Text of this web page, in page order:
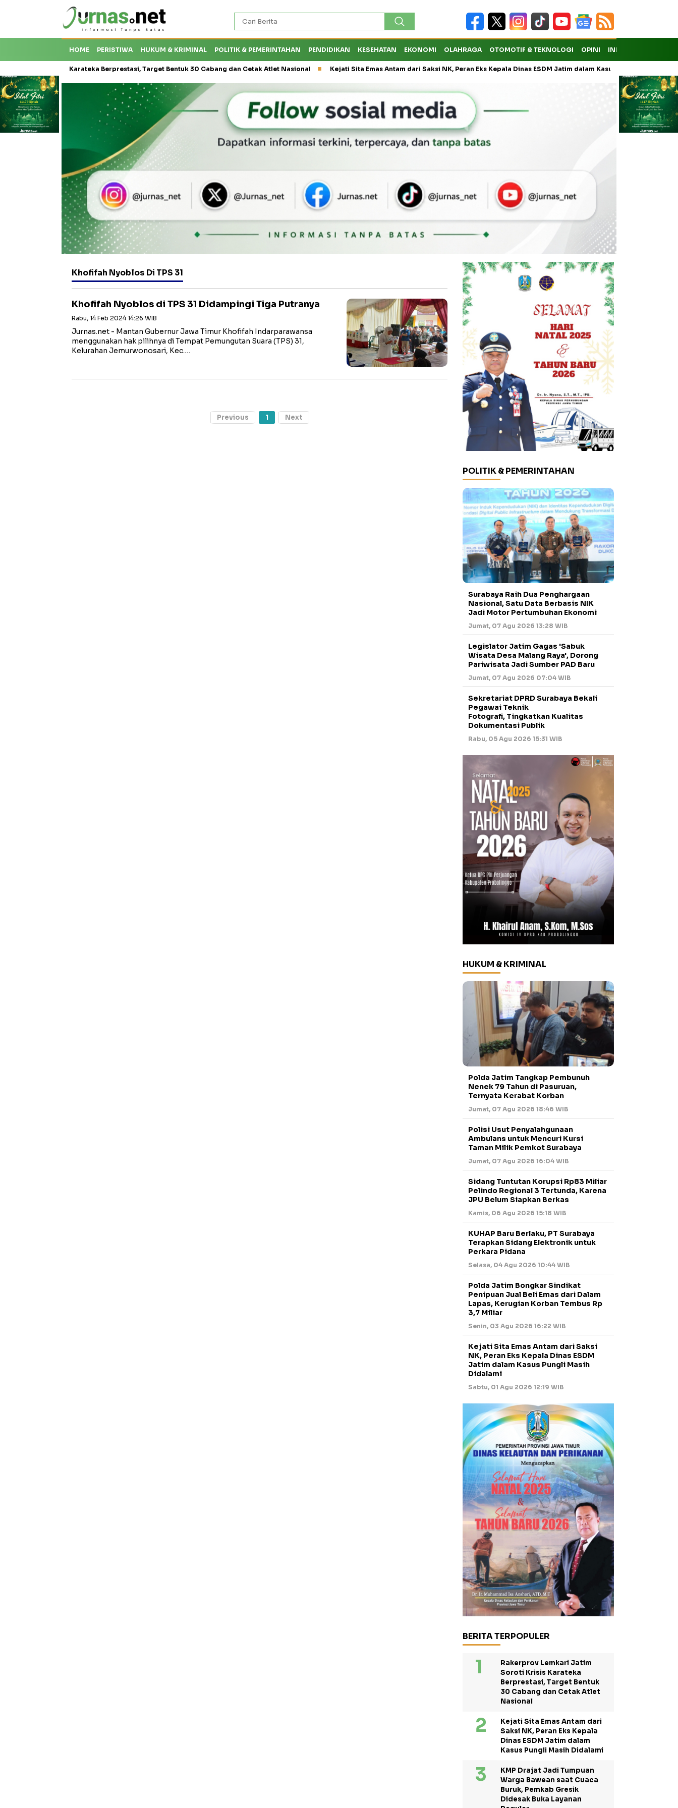
HOME PERISTIWA HUKUM & KRIMINAL POLITIK & PEMERINTAHAN PENDIDIKAN KESEHATAN EKONOMI OLAHRAGA OTOMOTIF & TEKNOLOGI OPINI INDEKS
Krisis Karateka Berprestasi, Target Bentuk 30 Cabang dan Cetak Atlet Nasional Kejati Sita Emas Antam dari Saksi NK, Peran Eks Kepala Dinas ESDM Jatim dalam Kasus Pungli Masih Didalami
Khofifah Nyoblos Di TPS 31
Khofifah Nyoblos di TPS 31 Didampingi Tiga Putranya
Rabu, 14 Feb 2024 14:26 WIB
Jurnas.net - Mantan Gubernur Jawa Timur Khofifah Indarparawansa
menggunakan hak pilihnya di Tempat Pemungutan Suara (TPS) 31,
Kelurahan Jemurwonosari, Kec.…
Previous 1 Next
POLITIK & PEMERINTAHAN
Surabaya Raih Dua Penghargaan
Nasional, Satu Data Berbasis NIK
Jadi Motor Pertumbuhan Ekonomi
Jumat, 07 Agu 2026 13:28 WIB
Legislator Jatim Gagas 'Sabuk
Wisata Desa Malang Raya', Dorong
Pariwisata Jadi Sumber PAD Baru
Jumat, 07 Agu 2026 07:04 WIB
Sekretariat DPRD Surabaya Bekali
Pegawai Teknik
Fotografi, Tingkatkan Kualitas
Dokumentasi Publik
Rabu, 05 Agu 2026 15:31 WIB
HUKUM & KRIMINAL
Polda Jatim Tangkap Pembunuh
Nenek 79 Tahun di Pasuruan,
Ternyata Kerabat Korban
Jumat, 07 Agu 2026 18:46 WIB
Polisi Usut Penyalahgunaan
Ambulans untuk Mencuri Kursi
Taman Milik Pemkot Surabaya
Jumat, 07 Agu 2026 16:04 WIB
Sidang Tuntutan Korupsi Rp83 Miliar
Pelindo Regional 3 Tertunda, Karena
JPU Belum Siapkan Berkas
Kamis, 06 Agu 2026 15:18 WIB
KUHAP Baru Berlaku, PT Surabaya
Terapkan Sidang Elektronik untuk
Perkara Pidana
Selasa, 04 Agu 2026 10:44 WIB
Polda Jatim Bongkar Sindikat
Penipuan Jual Beli Emas dari Dalam
Lapas, Kerugian Korban Tembus Rp
3,7 Miliar
Senin, 03 Agu 2026 16:22 WIB
Kejati Sita Emas Antam dari Saksi
NK, Peran Eks Kepala Dinas ESDM
Jatim dalam Kasus Pungli Masih
Didalami
Sabtu, 01 Agu 2026 12:19 WIB
BERITA TERPOPULER
Rakerprov Lemkari Jatim
Soroti Krisis Karateka
Berprestasi, Target Bentuk
30 Cabang dan Cetak Atlet
Nasional
Kejati Sita Emas Antam dari
Saksi NK, Peran Eks Kepala
Dinas ESDM Jatim dalam
Kasus Pungli Masih Didalami
KMP Drajat Jadi Tumpuan
Warga Bawean saat Cuaca
Buruk, Pemkab Gresik
Didesak Buka Layanan